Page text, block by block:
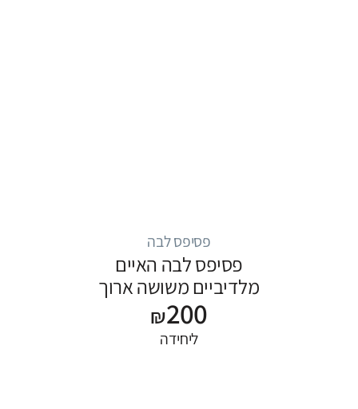
פסיפס לבה
פסיפס לבה האיים
מלדיביים משושה ארוך
₪200
ליחידה